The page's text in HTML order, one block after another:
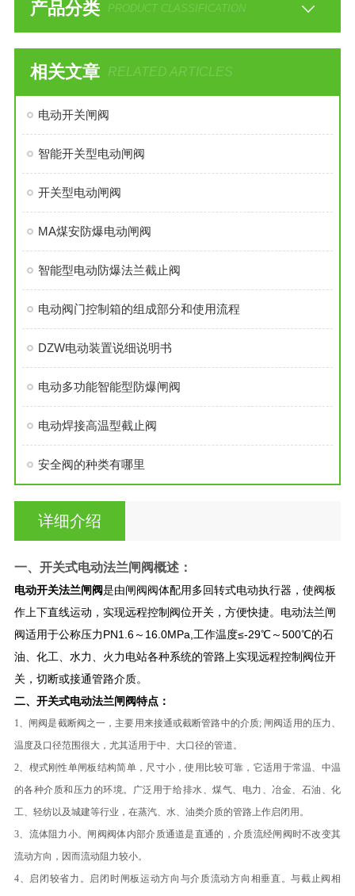
产品分类 PRODUCT CLASSIFICATION
相关文章 RELATED ARTICLES
电动开关闸阀
智能开关型电动闸阀
开关型电动闸阀
MA煤安防爆电动闸阀
智能型电动防爆法兰截止阀
电动阀门控制箱的组成部分和使用流程
DZW电动装置说细说明书
电动多功能智能型防爆闸阀
电动焊接高温型截止阀
安全阀的种类有哪里
详细介绍
一、 开关式电动法兰闸阀概述：
电动开关法兰闸阀是由闸阀阀体配用多回转式电动执行器，使阀板
作上下直线运动，实现远程控制阀位开关，方便快捷。电动法兰闸
阀适用于公称压力PN1.6～16.0MPa,工作温度≤-29℃～500℃的石
油、化工、水力、火力电站各种系统的管路上实现远程控制阀位开
关，切断或接通管路介质。
二、 开关式电动法兰闸阀特点：
1、闸阀是截断阀之一，主要用来接通或截断管路中的介质; 闸阀适用的压力、
温度及口径范围很大，尤其适用于中、大口径的管道。
2、楔式刚性单闸板结构简单，尺寸小，使用比较可靠，它适用于常温、中温
的各种介质和压力的环境。广泛用于给排水、煤气、电力、冶金、石油、化
工、轻纺以及城建等行业，在蒸汽、水、油类介质的管路上作启闭用。
3、流体阻力小。闸阀阀体内部介质通道是直通的，介质流经闸阀时不改变其
流动方向，因而流动阻力较小。
4、启闭较省力。启闭时闸板运动方向与介质流动方向相垂直。与截止阀相